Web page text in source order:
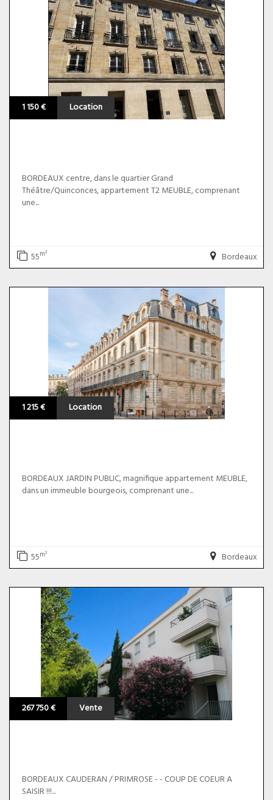
1 150 € Location
BORDEAUX centre, dans le quartier Grand
Théâtre/Quinconces, appartement T2 MEUBLE, comprenant
une...
55m² Bordeaux
1 215 € Location
BORDEAUX JARDIN PUBLIC, magnifique appartement MEUBLE,
dans un immeuble bourgeois, comprenant une...
55m² Bordeaux
267 750 € Vente
BORDEAUX CAUDERAN / PRIMROSE - - COUP DE COEUR A
SAISIR !!!...